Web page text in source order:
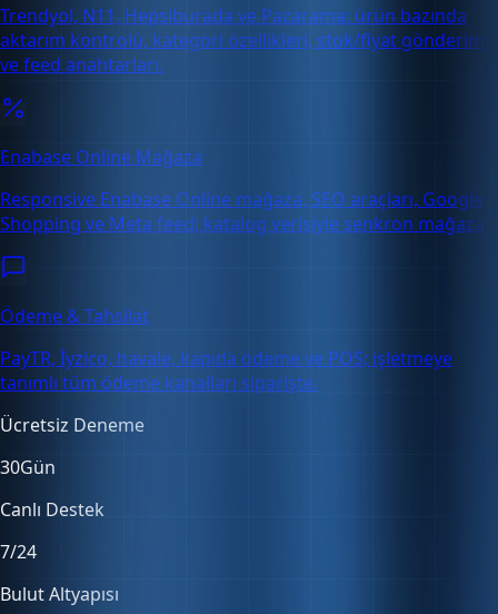
ve feed anahtarları.
Enabase Online Mağaza
Responsive Enabase Online mağaza, SEO araçları, Google
Shopping ve Meta feed; katalog verisiyle senkron mağaza.
Ödeme & Tahsilat
PayTR, İyzico, havale, kapıda ödeme ve POS; işletmeye
tanımlı tüm ödeme kanalları siparişte.
Ücretsiz Deneme
30Gün
Canlı Destek
7/24
Bulut Altyapısı
100%